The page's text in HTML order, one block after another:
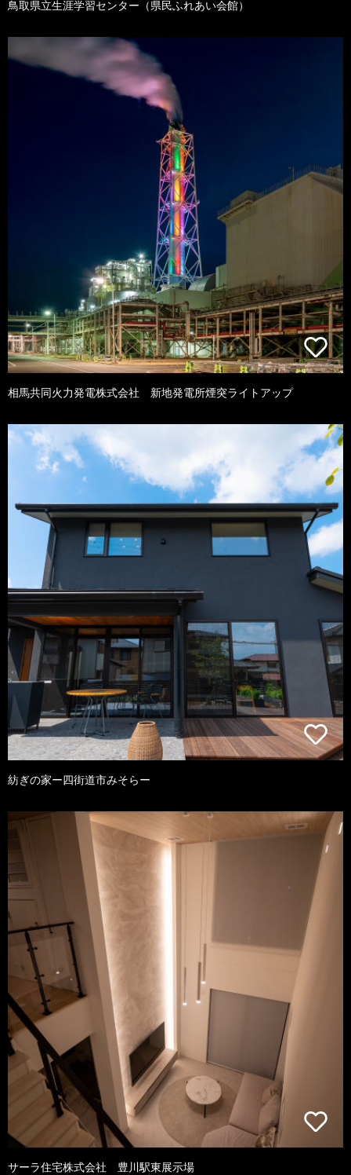
鳥取県立生涯学習センター（県民ふれあい会館）
相馬共同火力発電株式会社 新地発電所煙突ライトアップ
紡ぎの家ー四街道市みそらー
サーラ住宅株式会社 豊川駅東展示場